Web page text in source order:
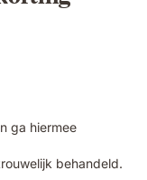
ga hiermee
behandeld.